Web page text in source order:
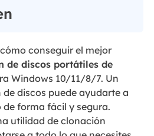
conseguir el mejor
de discos portátiles de
Windows 10/11/8/7. Un
discos puede ayudarte a
forma fácil y segura.
utilidad de clonación